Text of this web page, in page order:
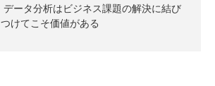
データ分析はビジネス課題の解決に結び
つけてこそ価値がある